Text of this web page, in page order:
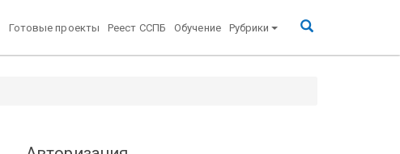
Готовые проекты Реест ССПБ Обучение Рубрики